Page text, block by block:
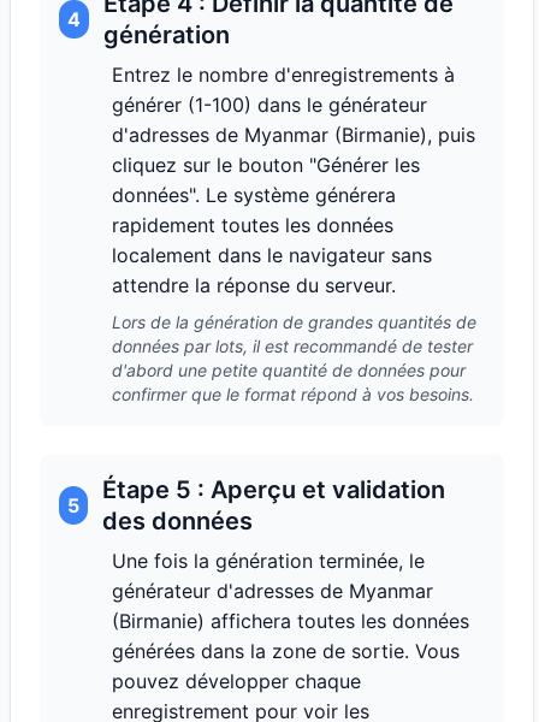
4
génération
Entrez le nombre d'enregistrements à
générer (1-100) dans le générateur
d'adresses de Myanmar (Birmanie), puis
cliquez sur le bouton "Générer les
données". Le système générera
rapidement toutes les données
localement dans le navigateur sans
attendre la réponse du serveur.
Lors de la génération de grandes quantités de
données par lots, il est recommandé de tester
d'abord une petite quantité de données pour
confirmer que le format répond à vos besoins.
5
Étape 5 : Aperçu et validation
des données
Une fois la génération terminée, le
générateur d'adresses de Myanmar
(Birmanie) affichera toutes les données
générées dans la zone de sortie. Vous
pouvez développer chaque
enregistrement pour voir les